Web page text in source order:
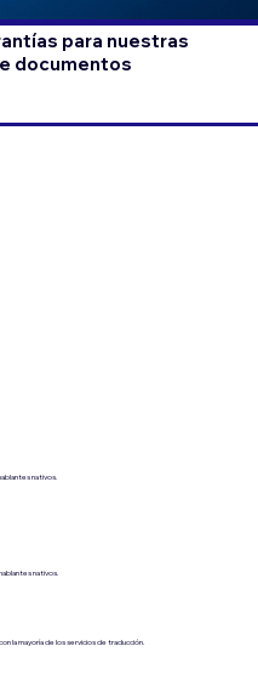
para nuestras
documentos
nativos.
nativos.
la mayoría de los servicios de traducción.